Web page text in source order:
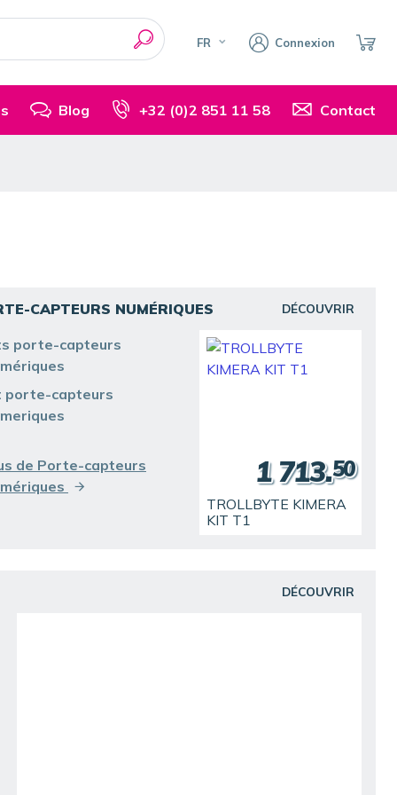
FR Connexion
Blog Contact
+32 (0)2 851 11 58
CAPTEURS NUMÉRIQUES DÉCOUVRIR
porte-capteurs
porte-capteurs
de Porte-capteurs
TROLLBYTE KIMERA
KIT T1
1 713.50
DÉCOUVRIR